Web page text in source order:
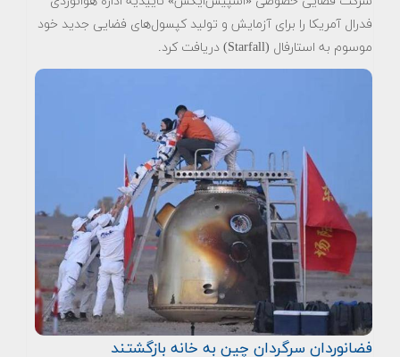
فدرال آمریکا را برای آزمایش و تولید کپسول‌های فضایی جدید خود
موسوم به استارفال (Starfall) دریافت کرد.
فضانوردان سرگردان چین به خانه بازگشتند